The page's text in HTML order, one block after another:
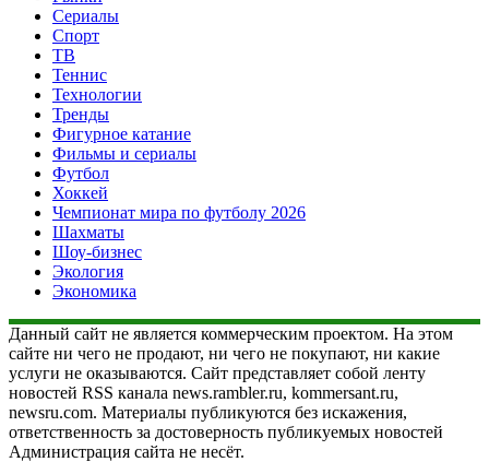
Сериалы
Спорт
ТВ
Теннис
Технологии
Тренды
Фигурное катание
Фильмы и сериалы
Футбол
Хоккей
Чемпионат мира по футболу 2026
Шахматы
Шоу-бизнес
Экология
Экономика
Данный сайт не является коммерческим проектом. На этом
сайте ни чего не продают, ни чего не покупают, ни какие
услуги не оказываются. Сайт представляет собой ленту
новостей RSS канала news.rambler.ru, kommersant.ru,
newsru.com. Материалы публикуются без искажения,
ответственность за достоверность публикуемых новостей
Администрация сайта не несёт.